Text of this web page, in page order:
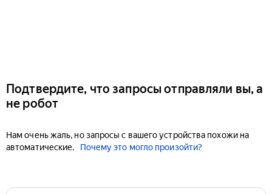
Подтвердите, что запросы отправляли вы, а
не робот
Нам очень жаль, но запросы с вашего устройства похожи на
автоматические.
Почему это могло произойти?